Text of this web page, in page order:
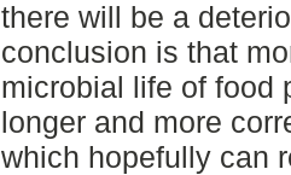
there will be a
conclusion is that
microbial life of food
longer and more
which hopefully can